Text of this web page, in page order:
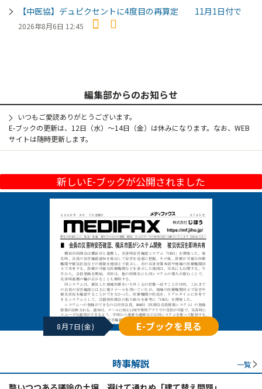
【中医協】デュピクセントに4度目の再算定 11月1日付で
2026年8月6日 12:45
編集部からのお知らせ
いつもご愛読ありがとうございます。
E-ブックの更新は、12日（水）～14日（金）は休みになります。なお、WEB
サイトは随時更新します。
新しいE-ブックが公開されました
8月7日(金) E-ブックを見る
時事解説 一覧